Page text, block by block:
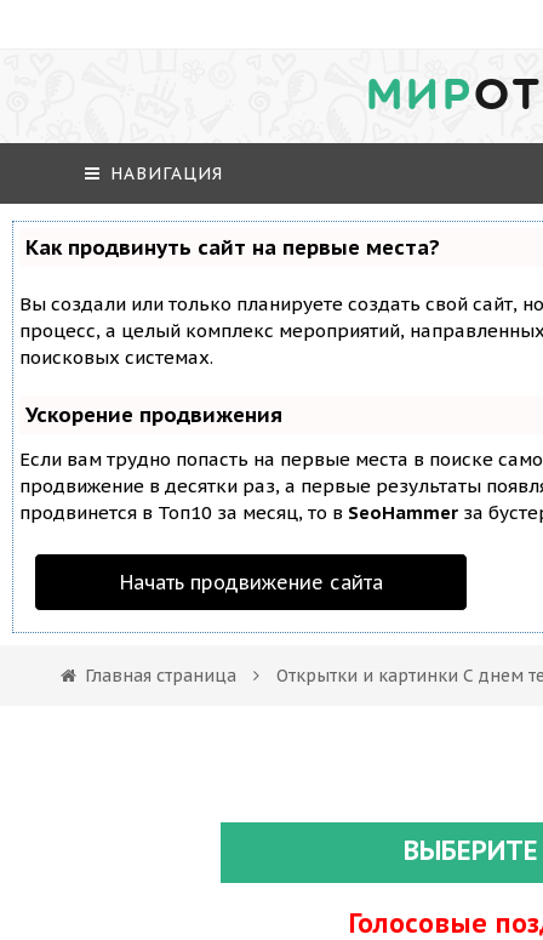
МИР
НАВИГАЦИЯ
Как продвинуть сайт на первые места?
Вы создали или только планируете создать свой сайт,
процесс, а целый комплекс мероприятий,
поисковых системах.
Ускорение продвижения
Если вам трудно попасть на первые места в поиске
продвижение в десятки раз, а первые результаты
продвинется в Топ10 за месяц, то в SeoHammer за
Начать продвижение сайта
Главная страница Открытки и картинки С днем
Голосовые